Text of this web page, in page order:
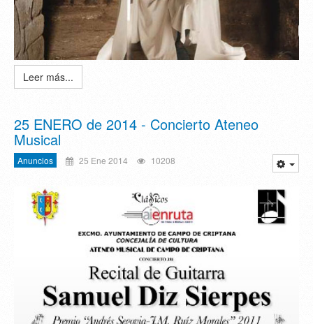
Leer más...
25 ENERO de 2014 - Concierto Ateneo
Musical
Anuncios 25 Ene 2014 10208